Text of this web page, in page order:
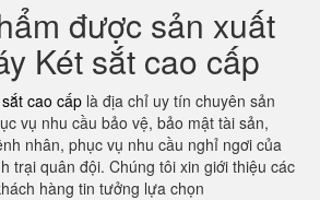
được sản xuất
Két sắt cao cấp
cao cấp là địa chỉ uy tín chuyên sản
vụ nhu cầu bảo vệ, bảo mật tài sản,
nhân, phục vụ nhu cầu nghỉ ngơi của
trại quân đội. Chúng tôi xin giới thiệu các
hàng tin tưởng lựa chọn